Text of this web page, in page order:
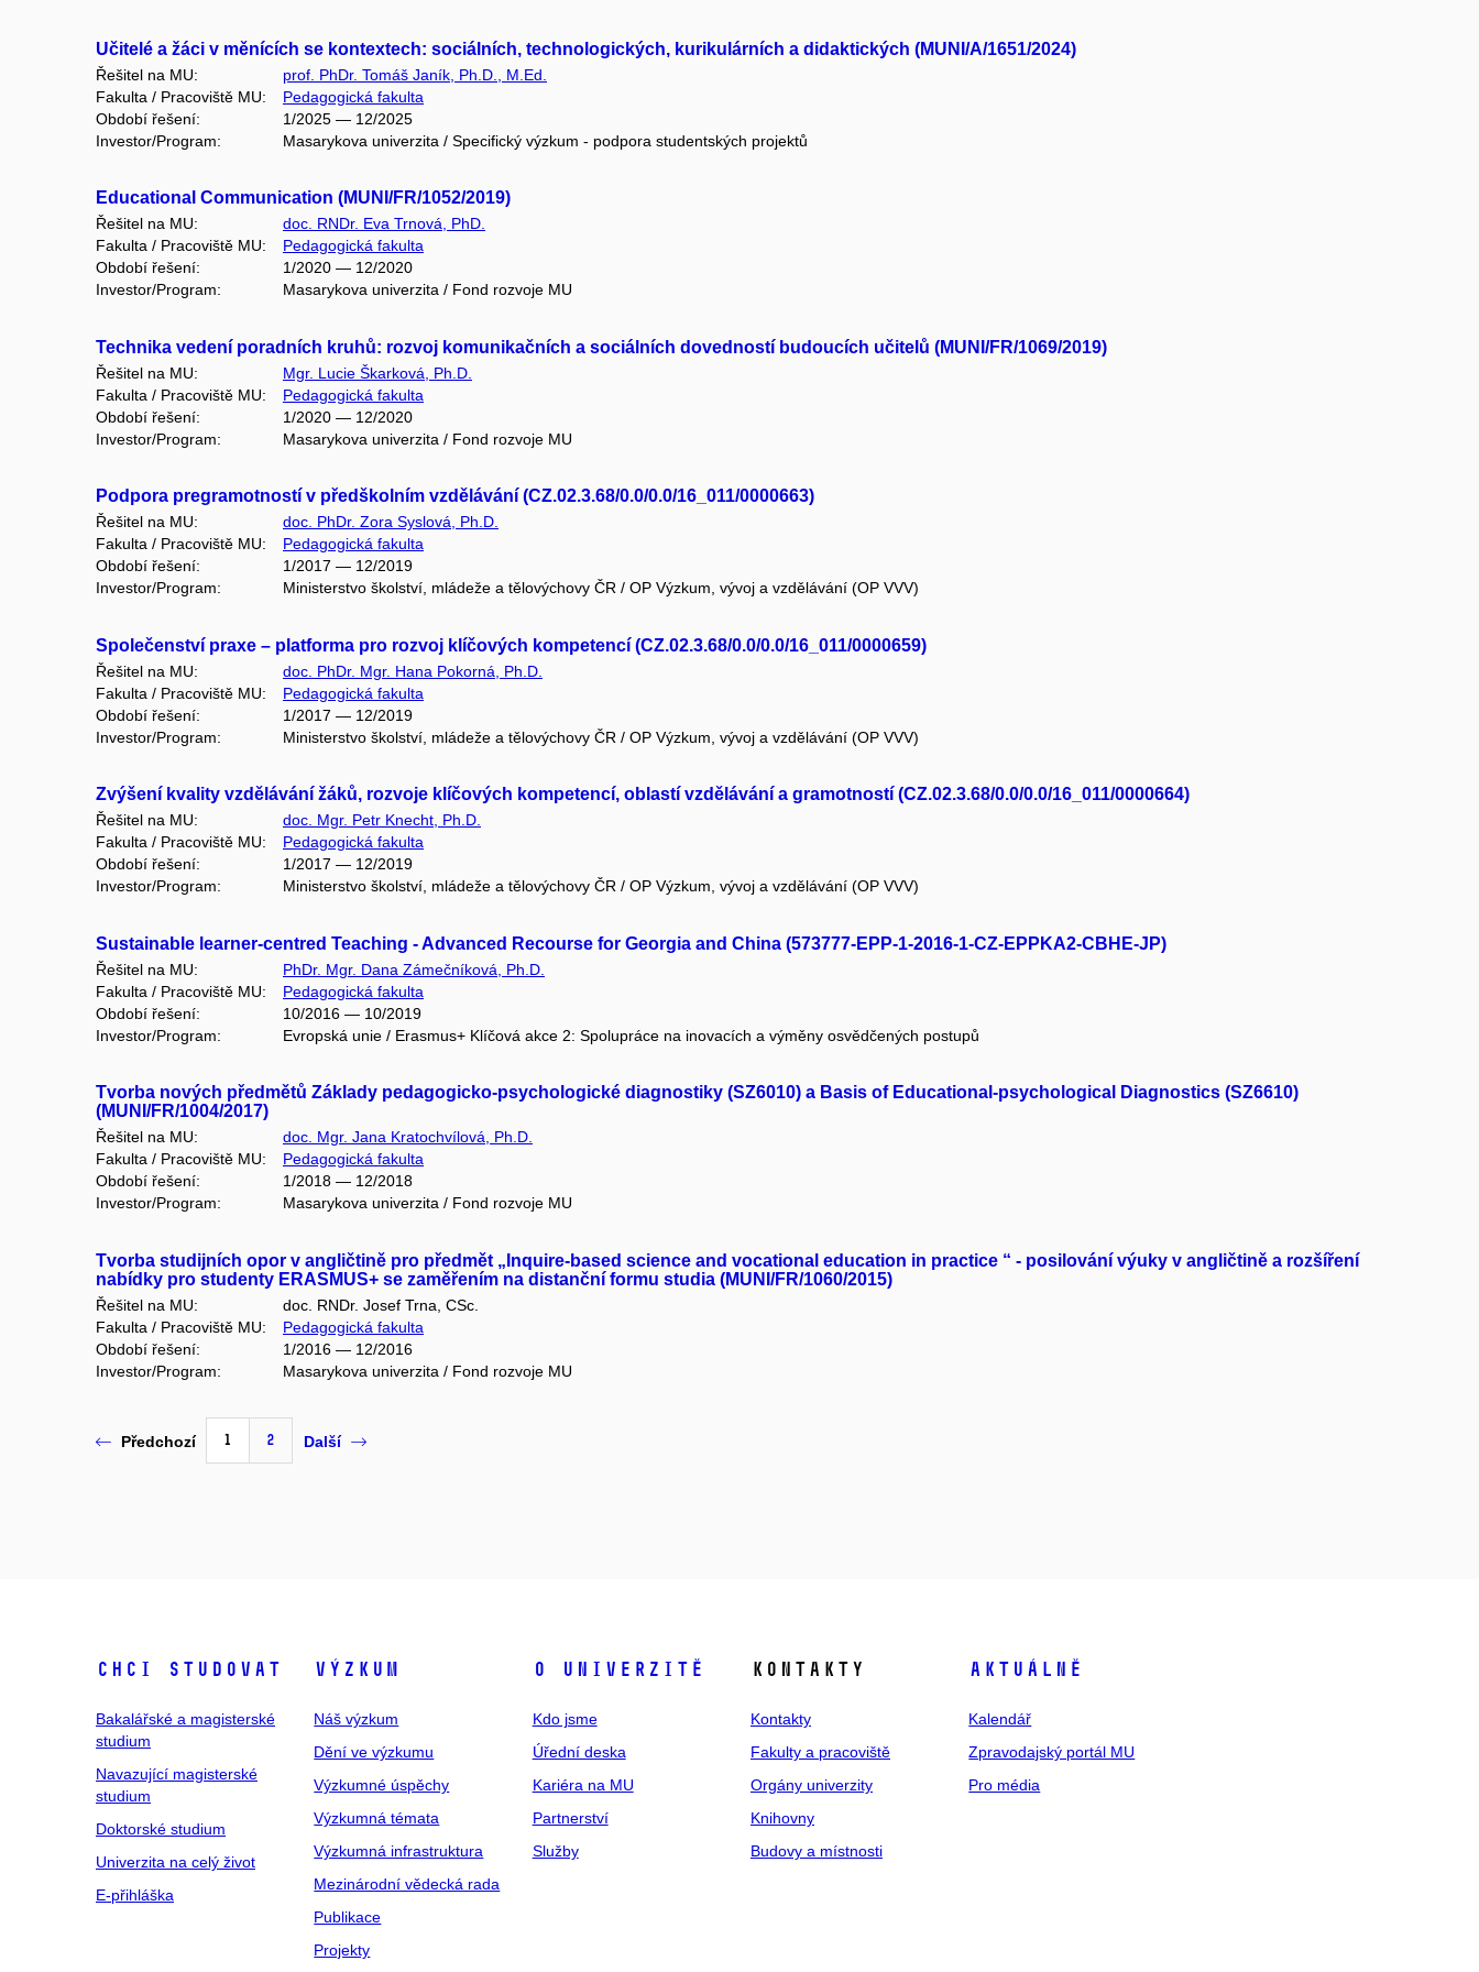
Učitelé a žáci v měnících se kontextech: sociálních, technologických, kurikulárních a didaktických (MUNI/A/1651/2024)
Řešitel na MU:
prof. PhDr. Tomáš Janík, Ph.D., M.Ed.
Fakulta / Pracoviště MU:
Pedagogická fakulta
Období řešení:
1/2025 — 12/2025
Investor/Program:
Masarykova univerzita / Specifický výzkum - podpora studentských projektů
Educational Communication (MUNI/FR/1052/2019)
Řešitel na MU:
doc. RNDr. Eva Trnová, PhD.
Fakulta / Pracoviště MU:
Pedagogická fakulta
Období řešení:
1/2020 — 12/2020
Investor/Program:
Masarykova univerzita / Fond rozvoje MU
Technika vedení poradních kruhů: rozvoj komunikačních a sociálních dovedností budoucích učitelů (MUNI/FR/1069/2019)
Řešitel na MU:
Mgr. Lucie Škarková, Ph.D.
Fakulta / Pracoviště MU:
Pedagogická fakulta
Období řešení:
1/2020 — 12/2020
Investor/Program:
Masarykova univerzita / Fond rozvoje MU
Podpora pregramotností v předškolním vzdělávání (CZ.02.3.68/0.0/0.0/16_011/0000663)
Řešitel na MU:
doc. PhDr. Zora Syslová, Ph.D.
Fakulta / Pracoviště MU:
Pedagogická fakulta
Období řešení:
1/2017 — 12/2019
Investor/Program:
Ministerstvo školství, mládeže a tělovýchovy ČR / OP Výzkum, vývoj a vzdělávání (OP VVV)
Společenství praxe – platforma pro rozvoj klíčových kompetencí (CZ.02.3.68/0.0/0.0/16_011/0000659)
Řešitel na MU:
doc. PhDr. Mgr. Hana Pokorná, Ph.D.
Fakulta / Pracoviště MU:
Pedagogická fakulta
Období řešení:
1/2017 — 12/2019
Investor/Program:
Ministerstvo školství, mládeže a tělovýchovy ČR / OP Výzkum, vývoj a vzdělávání (OP VVV)
Zvýšení kvality vzdělávání žáků, rozvoje klíčových kompetencí, oblastí vzdělávání a gramotností (CZ.02.3.68/0.0/0.0/16_011/0000664)
Řešitel na MU:
doc. Mgr. Petr Knecht, Ph.D.
Fakulta / Pracoviště MU:
Pedagogická fakulta
Období řešení:
1/2017 — 12/2019
Investor/Program:
Ministerstvo školství, mládeže a tělovýchovy ČR / OP Výzkum, vývoj a vzdělávání (OP VVV)
Sustainable learner-centred Teaching - Advanced Recourse for Georgia and China (573777-EPP-1-2016-1-CZ-EPPKA2-CBHE-JP)
Řešitel na MU:
PhDr. Mgr. Dana Zámečníková, Ph.D.
Fakulta / Pracoviště MU:
Pedagogická fakulta
Období řešení:
10/2016 — 10/2019
Investor/Program:
Evropská unie / Erasmus+ Klíčová akce 2: Spolupráce na inovacích a výměny osvědčených postupů
Tvorba nových předmětů Základy pedagogicko-psychologické diagnostiky (SZ6010) a Basis of Educational-psychological Diagnostics (SZ6610)
(MUNI/FR/1004/2017)
Řešitel na MU:
doc. Mgr. Jana Kratochvílová, Ph.D.
Fakulta / Pracoviště MU:
Pedagogická fakulta
Období řešení:
1/2018 — 12/2018
Investor/Program:
Masarykova univerzita / Fond rozvoje MU
Tvorba studijních opor v angličtině pro předmět „Inquire-based science and vocational education in practice “ - posilování výuky v angličtině a rozšíření
nabídky pro studenty ERASMUS+ se zaměřením na distanční formu studia (MUNI/FR/1060/2015)
Řešitel na MU:
doc. RNDr. Josef Trna, CSc.
Fakulta / Pracoviště MU:
Pedagogická fakulta
Období řešení:
1/2016 — 12/2016
Investor/Program:
Masarykova univerzita / Fond rozvoje MU
Předchozí 1 2 Další
Chci studovat
Bakalářské a magisterské
studium
Navazující magisterské
studium
Doktorské studium
Univerzita na celý život
E-přihláška
Výzkum
Náš výzkum
Dění ve výzkumu
Výzkumné úspěchy
Výzkumná témata
Výzkumná infrastruktura
Mezinárodní vědecká rada
Publikace
Projekty
O univerzitě
Kdo jsme
Úřední deska
Kariéra na MU
Partnerství
Služby
Kontakty
Kontakty
Fakulty a pracoviště
Orgány univerzity
Knihovny
Budovy a místnosti
Aktuálně
Kalendář
Zpravodajský portál MU
Pro média